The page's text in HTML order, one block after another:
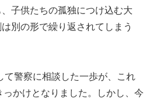
子供たちの孤独につけ込む大
別の形で繰り返されてしまう
て警察に相談した一歩が、これ
っかけとなりました。しかし、今